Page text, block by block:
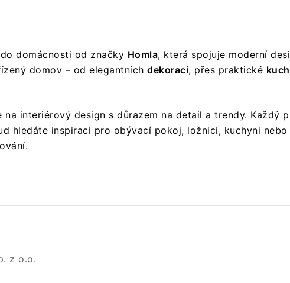
domácnosti od značky Homla, která spojuje moderní
domov – od elegantních dekorací, přes praktické
interiérový design s důrazem na detail a trendy. Každý
hledáte inspiraci pro obývací pokoj, ložnici, kuchyni
z o.o.